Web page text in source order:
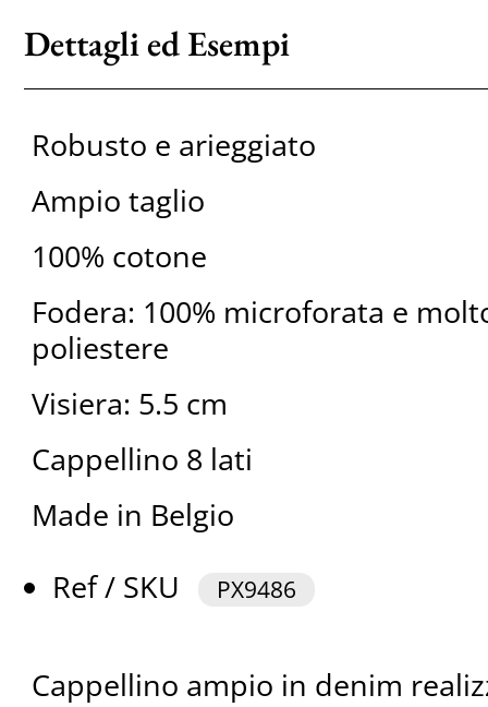
Dettagli ed Esempi
Robusto e arieggiato
Ampio taglio
100% cotone
Fodera: 100% microforata e
poliestere
Visiera: 5.5 cm
Cappellino 8 lati
Made in Belgio
Ref / SKU
PX9486
Cappellino ampio in denim